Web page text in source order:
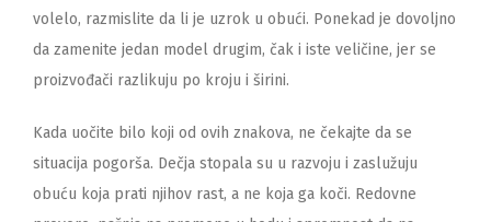
volelo, razmislite da li je uzrok u obući. Ponekad je dovoljno
da zamenite jedan model drugim, čak i iste veličine, jer se
proizvođači razlikuju po kroju i širini.
Kada uočite bilo koji od ovih znakova, ne čekajte da se
situacija pogorša. Dečja stopala su u razvoju i zaslužuju
obuću koja prati njihov rast, a ne koja ga koči. Redovne